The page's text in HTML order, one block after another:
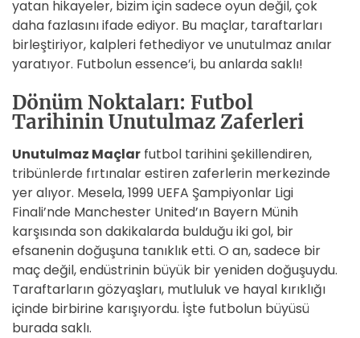
yatan hikayeler, bizim için sadece oyun değil, çok
daha fazlasını ifade ediyor. Bu maçlar, taraftarları
birleştiriyor, kalpleri fethediyor ve unutulmaz anılar
yaratıyor. Futbolun essence’i, bu anlarda saklı!
Dönüm Noktaları: Futbol
Tarihinin Unutulmaz Zaferleri
Unutulmaz Maçlar futbol tarihini şekillendiren,
tribünlerde fırtınalar estiren zaferlerin merkezinde
yer alıyor. Mesela, 1999 UEFA Şampiyonlar Ligi
Finali’nde Manchester United’ın Bayern Münih
karşısında son dakikalarda bulduğu iki gol, bir
efsanenin doğuşuna tanıklık etti. O an, sadece bir
maç değil, endüstrinin büyük bir yeniden doğuşuydu.
Taraftarların gözyaşları, mutluluk ve hayal kırıklığı
içinde birbirine karışıyordu. İşte futbolun büyüsü
burada saklı.